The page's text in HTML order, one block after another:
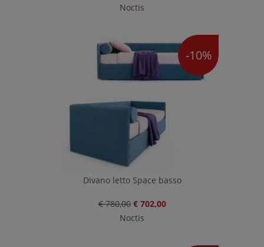
Noctis
-10%
Divano letto Space basso
€ 780,00 € 702,00
Noctis